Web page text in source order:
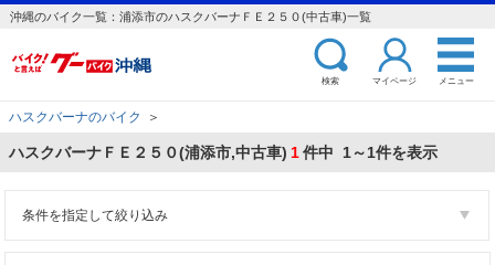
沖縄のバイク一覧：浦添市のハスクバーナＦＥ２５０(中古車)一覧
検索 マイページ メニュー
ハスクバーナのバイク ＞
ハスクバーナＦＥ２５０(浦添市,中古車) 1件中 1～1件を表示
条件を指定して絞り込み